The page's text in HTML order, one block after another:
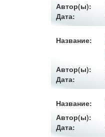
Автор(ы):
Дата:
Название:
Автор(ы):
Дата:
Название:
Автор(ы):
Дата: